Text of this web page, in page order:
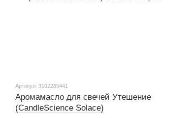
Артикул: 3102289441
Аромамасло для свечей Утешение
(CandleScience Solace)